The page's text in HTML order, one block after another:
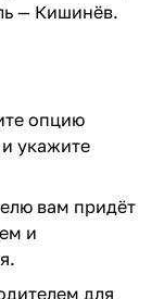
— Кишинёв.
опцию
укажите
вам придёт
и
для